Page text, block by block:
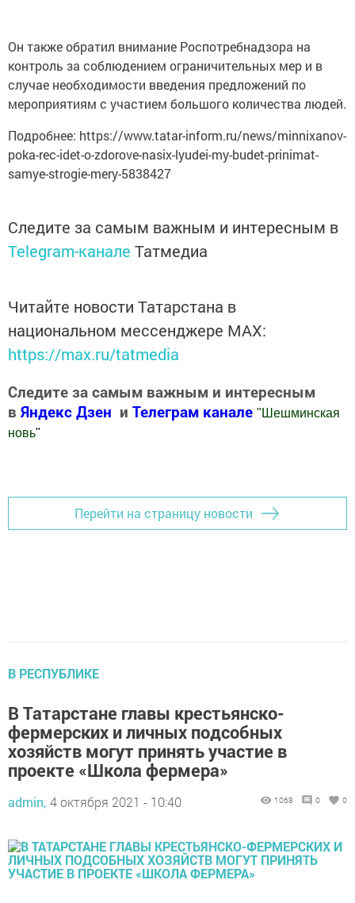
Он также обратил внимание Роспотребнадзора на
контроль за соблюдением ограничительных мер и в
случае необходимости введения предложений по
мероприятиям с участием большого количества людей.
Подробнее: https://www.tatar-inform.ru/news/minnixanov-
poka-rec-idet-o-zdorove-nasix-lyudei-my-budet-prinimat-
samye-strogie-mery-5838427
Следите за самым важным и интересным в
Telegram-канале Татмедиа
Читайте новости Татарстана в
национальном мессенджере MАХ:
https://max.ru/tatmedia
Следите за самым важным и интересным
в Яндекс Дзен и Телеграм канале " Шешминская
новь"
Перейти на страницу новости
В РЕСПУБЛИКЕ
В Татарстане главы крестьянско-
фермерских и личных подсобных
хозяйств могут принять участие в
проекте «Школа фермера»
admin, 4 октября 2021 - 10:40 1068 0 0